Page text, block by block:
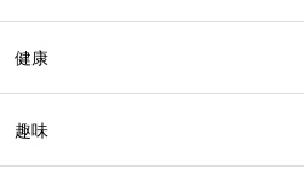
健康
趣味